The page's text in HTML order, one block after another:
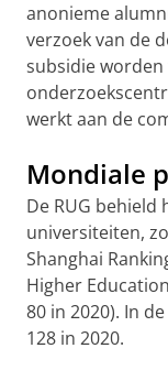
anonieme
verzoek van de
subsidie worden
werkt aan de
Mondiale
De RUG
universiteiten,
Shanghai
Higher
80 in 2020). In
128 in 2020.